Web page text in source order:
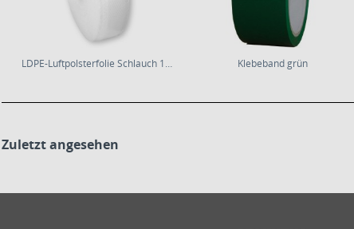
LDPE-Luftpolsterfolie Schlauch 125mm×50m | 80µm... Klebeband grün
Zuletzt angesehen